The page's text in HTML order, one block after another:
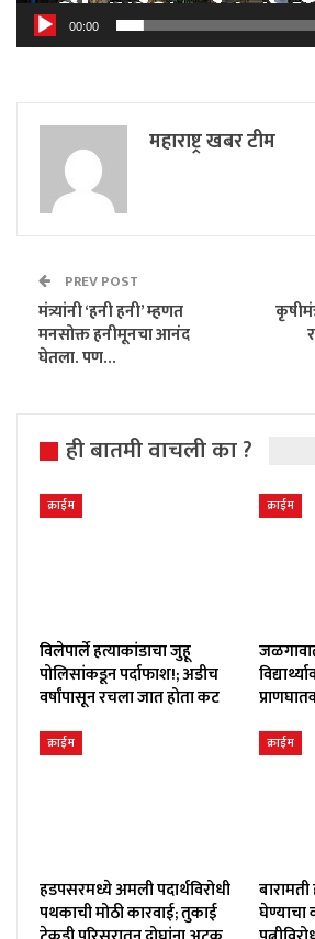
00:00
महाराष्ट्र खबर टीम
PREV POST
मंत्र्यांनी ‘हनी हनी’ म्हणत
मनसोक्त हनीमूनचा आनंद
घेतला. पण…
ही बातमी वाचली का ?
क्राईम
विलेपार्ले हत्याकांडाचा जुहू
पोलिसांकडून पर्दाफाश!; अडीच
वर्षांपासून रचला जात होता कट
क्राईम
क्राईम
हडपसरमध्ये अमली पदार्थविरोधी
पथकाची मोठी कारवाई; तुकाई
क्राईम